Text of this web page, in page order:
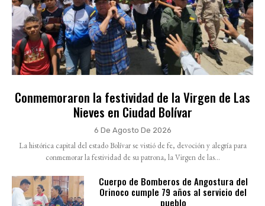
Conmemoraron la festividad de la Virgen de Las
Nieves en Ciudad Bolívar
6 De Agosto De 2026
La histórica capital del estado Bolívar se vistió de fe, devoción y alegría para
conmemorar la festividad de su patrona, la Virgen de las...
Cuerpo de Bomberos de Angostura del
Orinoco cumple 79 años al servicio del
pueblo